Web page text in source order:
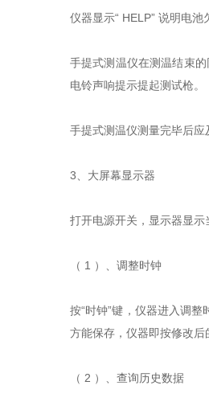
仪器显示“ HELP” 说明电池
手提式测温仪在测温结束
电铃声响提示提起测试枪。
手提式测温仪测量完毕后
3、大屏幕显示器
打开电源开关，显示器显
（ 1 ）、调整时钟
按“时钟”键，仪器进入调整
方能保存，仪器即按修改后
（ 2 ）、查询历史数据